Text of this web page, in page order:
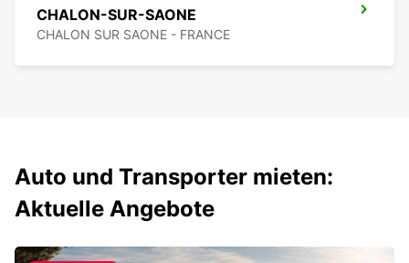
CHALON-SUR-SAONE
CHALON SUR SAONE - FRANCE
Auto und Transporter mieten:
Aktuelle Angebote